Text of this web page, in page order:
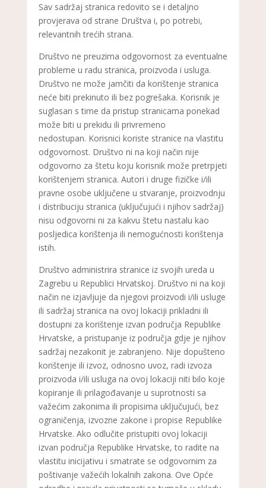
Sav sadržaj stranica redovito se i detaljno
provjerava od strane Društva i, po potrebi,
relevantnih trećih strana.
Društvo ne preuzima odgovornost za eventualne
probleme u radu stranica, proizvoda i usluga.
Društvo ne može jamčiti da korištenje stranica
neće biti prekinuto ili bez pogrešaka. Korisnik je
suglasan s time da pristup stranicama ponekad
može biti u prekidu ili privremeno
nedostupan. Korisnici koriste stranice na vlastitu
odgovornost. Društvo ni na koji način nije
odgovorno za štetu koju korisnik može pretrpjeti
korištenjem stranica. Autori i druge fizičke i/ili
pravne osobe uključene u stvaranje, proizvodnju
i distribuciju stranica (uključujući i njihov sadržaj)
nisu odgovorni ni za kakvu štetu nastalu kao
posljedica korištenja ili nemogućnosti korištenja
istih.
Društvo administrira stranice iz svojih ureda u
Zagrebu u Republici Hrvatskoj. Društvo ni na koji
način ne izjavljuje da njegovi proizvodi i/ili usluge
ili sadržaj stranica na ovoj lokaciji prikladni ili
dostupni za korištenje izvan područja Republike
Hrvatske, a pristupanje iz područja gdje je njihov
sadržaj nezakonit je zabranjeno. Nije dopušteno
korištenje ili izvoz, odnosno uvoz, radi izvoza
proizvoda i/ili usluga na ovoj lokaciji niti bilo koje
kopiranje ili prilagođavanje u suprotnosti sa
važećim zakonima ili propisima uključujući, bez
ograničenja, izvozne zakone i propise Republike
Hrvatske. Ako odlučite pristupiti ovoj lokaciji
izvan područja Republike Hrvatske, to radite na
vlastitu inicijativu i smatrate se odgovornim za
poštivanje važećih lokalnih zakona. Ove Opće